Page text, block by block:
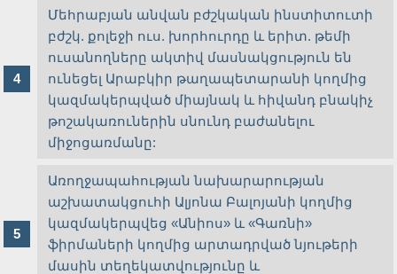
Մեհրաբյան անվան բժշկական ինստիտուտի
բժշկ. քոլեջի ուս. խորհուրդը և երիտ. թեմի
ուսանողները ակտիվ մասնակցություն են
ունեցել Արաբկիր թաղապետարանի կողմից
կազմակերպված միայնակ և հիվանդ բնակիչ
թոշակառուներին սնունդ բաժանելու
միջոցառմանը:
Առողջապահության նախարարության
աշխատակցուհի Ալյոնա Բալոյանի կողմից
կազմակերպվեց «Անիոս» և «Գառնի»
ֆիրմաների կողմից արտադրված նյութերի
մասին տեղեկատվությունը և